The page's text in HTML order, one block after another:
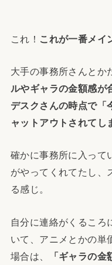
これ！ これが一番メイ
大手の事務所さんとか
ルやギャラの金額感が
デスクさんの時点で「
ャットアウトされてし
確かに事務所に入って
がやってくれてたし、
る感じ。
自分に連絡がくるころ
いて、アニメとかの単
場合は、
「ギャラの金